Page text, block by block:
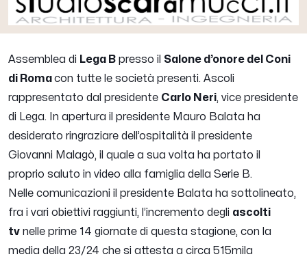
Assemblea di Lega B presso il Salone d’onore del Coni
di Romacon tutte le società presenti. Ascoli
rappresentato dal presidente Carlo Neri, vice presidente
di Lega. In apertura il presidente Mauro Balata ha
desiderato ringraziare dell’ospitalità il presidente
Giovanni Malagò, il quale a sua volta ha portato il
proprio saluto in video alla famiglia della Serie B.
Nelle comunicazioni il presidente Balata ha sottolineato,
fra i vari obiettivi raggiunti, l’incremento degli ascolti
tv nelle prime 14 giornate di questa stagione, con la
media della 23/24 che si attesta a circa 515mila